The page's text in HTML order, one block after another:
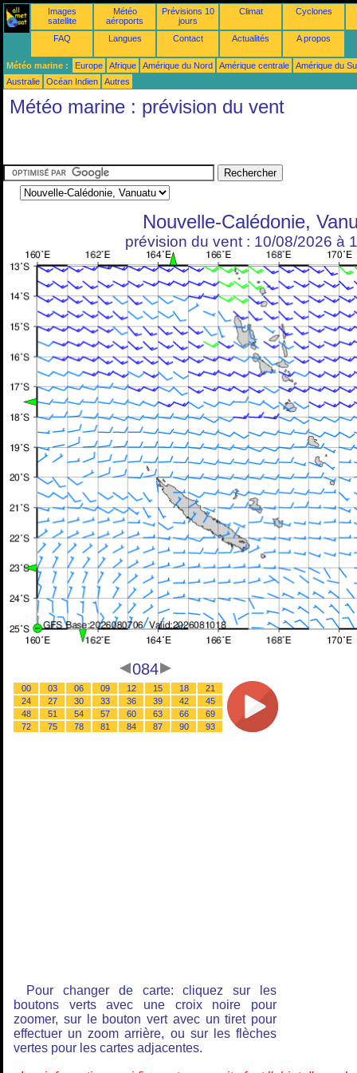
Images
satellite
Météo
aéroports
Prévisions 10
jours
Climat Cyclones
FAQ Langues Contact Actualités A propos
Météo marine : Europe Afrique Amérique du Nord Amérique centrale
Amérique du
Australie
Océan Indien Autres
Météo marine : prévision du vent
Nouvelle-Calédonie,
prévision du vent : 10/08/2026 à
084
00 03 06 09 12 15 18
21
24
27 30 33 36 39 42
45
48
51 54 57 60 63 66
69
72
75 78 81 84 87 90 93
Pour changer de carte: cliquez sur les
boutons verts avec une croix noire pour
zoomer, sur le bouton vert avec un tiret pour
effectuer un zoom arrière, ou sur les flèches
vertes pour les cartes adjacentes.